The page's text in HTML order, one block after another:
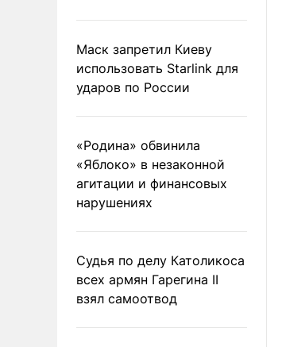
Маск запретил Киеву
использовать Starlink для
ударов по России
«Родина» обвинила
«Яблоко» в незаконной
агитации и финансовых
нарушениях
Судья по делу Католикоса
всех армян Гарегина II
взял самоотвод